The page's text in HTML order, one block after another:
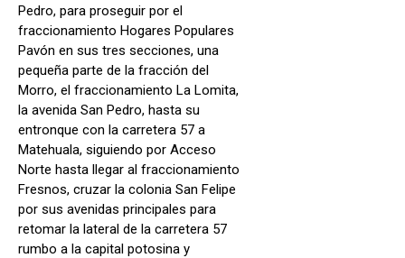
Pedro, para proseguir por el
fraccionamiento Hogares Populares
Pavón en sus tres secciones, una
pequeña parte de la fracción del
Morro, el fraccionamiento La Lomita,
la avenida San Pedro, hasta su
entronque con la carretera 57 a
Matehuala, siguiendo por Acceso
Norte hasta llegar al fraccionamiento
Fresnos, cruzar la colonia San Felipe
por sus avenidas principales para
retomar la lateral de la carretera 57
rumbo a la capital potosina y